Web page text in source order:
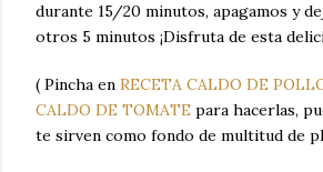
durante 15/20 minutos, apagamos y
otros 5 minutos ¡Disfruta de esta
( Pincha en RECETA CALDO DE
CALDO DE TOMATE para hacerlas,
te sirven como fondo de multitud de